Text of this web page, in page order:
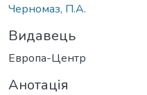
Черномаз, П.А.
Видавець
Европа-Центр
Анотація